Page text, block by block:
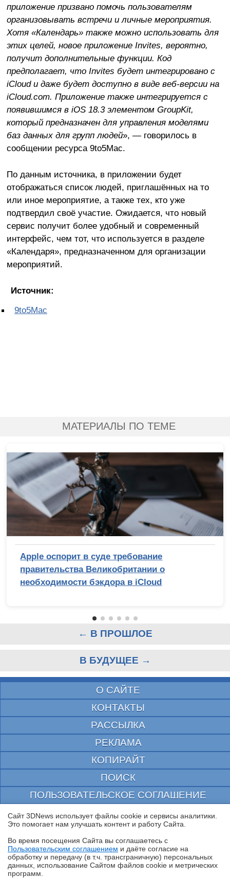
приложение призвано помочь пользователям
организовывать встречи и личные мероприятия.
Хотя «Календарь» также можно использовать для
этих целей, новое приложение Invites, вероятно,
получит дополнительные функции. Код
предполагает, что Invites будет интегрировано с
iCloud и даже будет доступно в виде веб-версии на
iCloud.com. Приложение также интегрируется с
появившимся в iOS 18.3 элементом GroupKit,
который предназначен для управления моделями
баз данных для групп людей», — говорилось в
сообщении ресурса 9to5Mac.
По данным источника, в приложении будет
отображаться список людей, приглашённых на то
или иное мероприятие, а также тех, кто уже
подтвердил своё участие. Ожидается, что новый
сервис получит более удобный и современный
интерфейс, чем тот, что используется в разделе
«Календаря», предназначенном для организации
мероприятий.
Источник:
9to5Mac
МАТЕРИАЛЫ ПО ТЕМЕ
Apple оспорит в суде требование
правительства Великобритании о
необходимости бэкдора в iCloud
← В ПРОШЛОЕ
В БУДУЩЕЕ →
О САЙТЕ
КОНТАКТЫ
РАССЫЛКА
РЕКЛАМА
КОПИРАЙТ
ПОИСК
ПОЛЬЗОВАТЕЛЬСКОЕ СОГЛАШЕНИЕ
ЗАЩИЩЕНО CURATOR
© 1997—2026 Электронное периодическое издание "3ДНьюс" | Свидетельство о
выдано Федеральной Службой по надзору за соблюдением законодательства в сфере
массовых коммуникаций и охране культурного наследия
При цитировании документа ссылка на сайт с указанием автора обязательна. Полное
заимствование документа является нарушением
российского и международного законодательства и возможно только с согласия
Сайт 3DNews использует файлы cookie и сервисы аналитики.
Это помогает нам улучшать контент и работу Cайта.
Во время посещения Cайта вы соглашаетесь с
Пользовательским соглашением и даёте согласие на
обработку и передачу (в т.ч. трансграничную) персональных
данных, использование Cайтом файлов cookie и метрических
программ.